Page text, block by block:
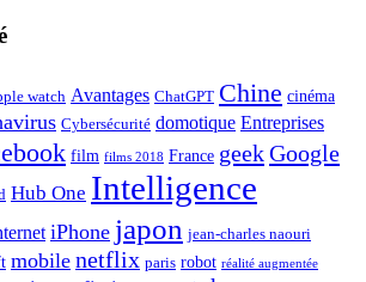
watch Avantages ChatGPT Chine cinéma
Cybersécurité domotique Entreprises
film films 2018 France geekGoogle
Hub One Intelligence
iPhone japon jean-charles naouri
mobile netflix paris robot réalité augmentée